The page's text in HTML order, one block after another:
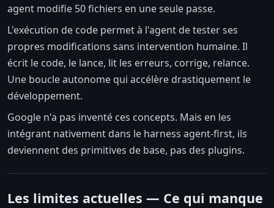
agent modifie 50 fichiers en une seule passe.
L'exécution de code permet à l'agent de tester ses
propres modifications sans intervention humaine. Il
écrit le code, le lance, lit les erreurs, corrige, relance.
Une boucle autonome qui accélère drastiquement le
développement.
Google n'a pas inventé ces concepts. Mais en les
intégrant nativement dans le harness agent-first, ils
deviennent des primitives de base, pas des plugins.
Les limites actuelles — Ce qui manque